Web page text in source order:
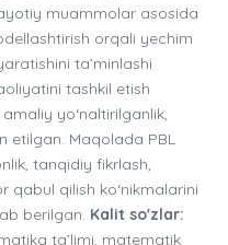
muammolar asosida
orqali yechim
ta’minlashi
tashkil etish
yo‘naltirilganlik,
etilgan. Maqolada PBL
tanqidiy fikrlash,
qilish ko‘nikmalarini
berilgan. Kalit so'zlar:
ta’limi, matematik